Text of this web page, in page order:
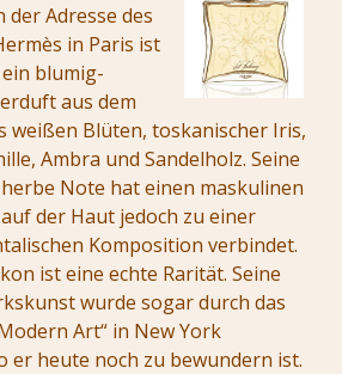
der Adresse des
in Paris ist
blumig-
aus dem
weißen Blüten, toskanischer Iris,
Ambra und Sandelholz. Seine
Note hat einen maskulinen
der Haut jedoch zu einer
Komposition verbindet.
ist eine echte Rarität. Seine
wurde sogar durch das
Art“ in New York
er heute noch zu bewundern ist.